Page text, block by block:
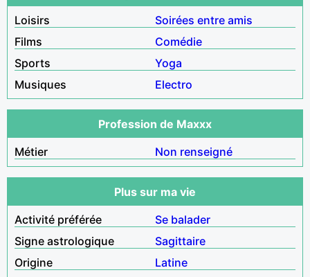
Loisirs
Soirées entre amis
Films
Comédie
Sports
Yoga
Musiques
Electro
Profession de Maxxx
Métier
Non renseigné
Plus sur ma vie
Activité préférée
Se balader
Signe astrologique
Sagittaire
Origine
Latine